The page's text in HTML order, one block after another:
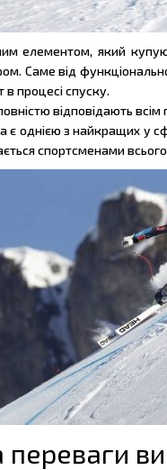
елементом, який
Саме від
процесі спуску.
відповідають
є однією з найкращих у
спортсменами
переваги